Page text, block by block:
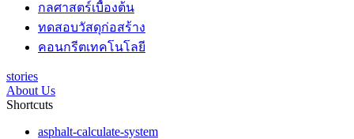
กลศาสตร์เบื้องต้น
ทดสอบวัสดุก่อสร้าง
คอนกรีตเทคโนโลยี
stories
About Us
Shortcuts
asphalt-calculate-system